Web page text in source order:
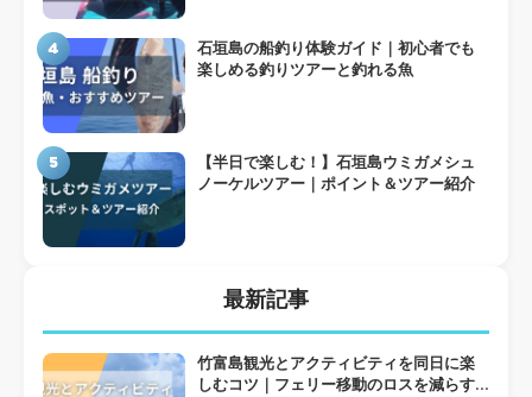
4
石垣島の船釣り体験ガイド｜初心者でも
楽しめる釣りツアーと釣れる魚
5
【半日で楽しむ！】石垣島ウミガメシュ
ノーケルツアー｜ポイント＆ツアー紹介
最新記事
竹富島観光とアクティビティを同日に楽
しむコツ｜フェリー移動のロスを減らす